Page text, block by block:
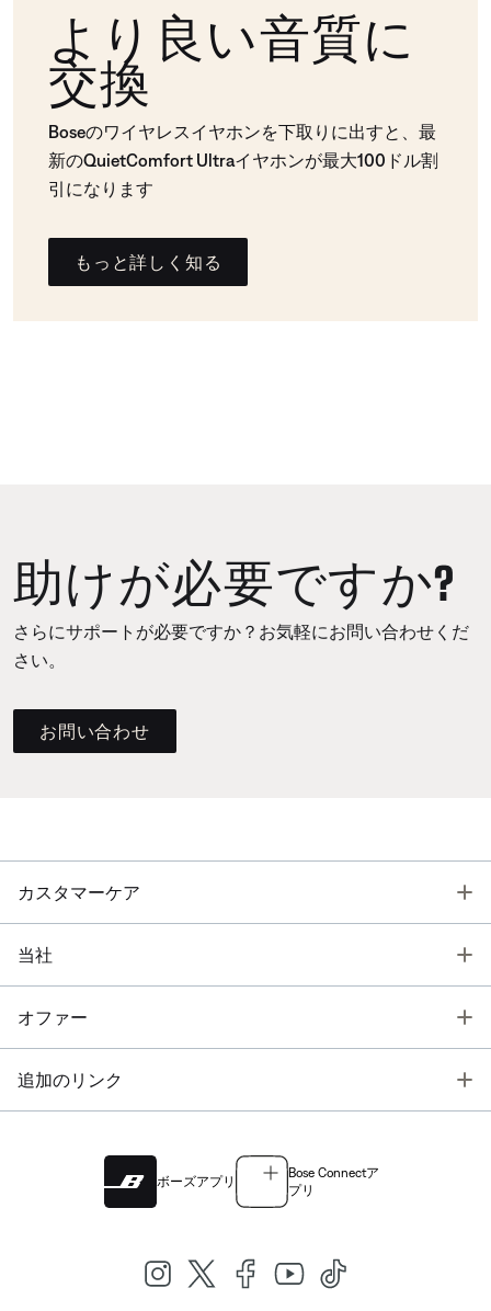
より良い音質に
交換
Boseのワイヤレスイヤホンを下取りに出すと、最
新のQuietComfort Ultraイヤホンが最大100ドル割
引になります
もっと詳しく知る
助けが必要ですか?
さらにサポートが必要ですか？お気軽にお問い合わせくだ
さい。
お問い合わせ
カスタマーケア
当社
オファー
追加のリンク
ボーズアプリ
Bose Connectア
プリ